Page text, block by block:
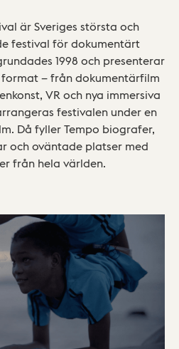
är Sveriges största och
festival för dokumentärt
1998 och presenterar
– från dokumentärfilm
VR och nya immersiva
festivalen under en
Då fyller Tempo biografer,
och oväntade platser med
från hela världen.